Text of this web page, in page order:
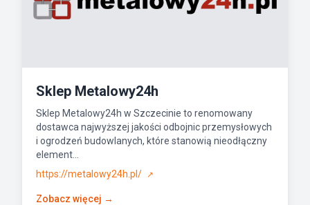
Sklep Metalowy24h
Sklep Metalowy24h w Szczecinie to renomowany
dostawca najwyższej jakości odbojnic przemysłowych
i ogrodzeń budowlanych, które stanowią nieodłączny
element...
https://metalowy24h.pl/
↗
Zobacz więcej →